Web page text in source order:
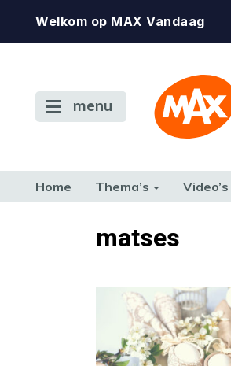
Welkom op MAX Vandaag
menu
Home Thema’s Video’s
TERUG NAAR TOENmatses